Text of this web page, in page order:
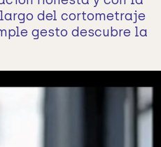
del cortometraje
gesto descubre la